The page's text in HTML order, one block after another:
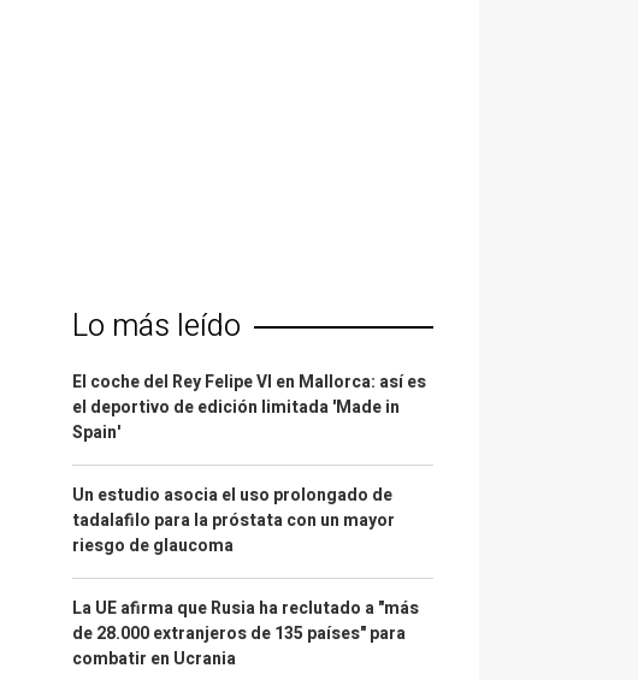
Lo más leído
El coche del Rey Felipe VI en Mallorca: así es
el deportivo de edición limitada 'Made in
Spain'
Un estudio asocia el uso prolongado de
tadalafilo para la próstata con un mayor
riesgo de glaucoma
La UE afirma que Rusia ha reclutado a "más
de 28.000 extranjeros de 135 países" para
combatir en Ucrania